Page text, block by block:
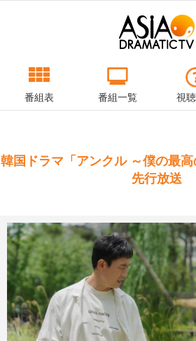
番組表 番組一覧 視
韓国ドラマ「アンクル ～僕の最
先行放送